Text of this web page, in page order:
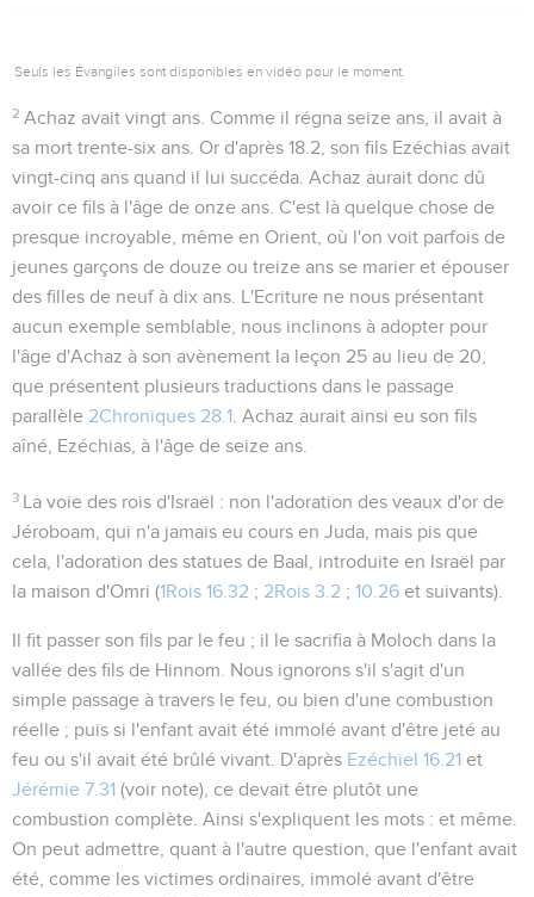
Seuls les Évangiles sont disponibles en vidéo pour le moment.
2 Achaz avait vingt ans . Comme il régna seize ans, il avait à
sa mort trente-six ans. Or d'après 18.2 , son fils Ezéchias avait
vingt-cinq ans quand il lui succéda. Achaz aurait donc dû
avoir ce fils à l'âge de onze ans. C'est là quelque chose de
presque incroyable, même en Orient, où l'on voit parfois de
jeunes garçons de douze ou treize ans se marier et épouser
des filles de neuf à dix ans. L'Ecriture ne nous présentant
aucun exemple semblable, nous inclinons à adopter pour
l'âge d'Achaz à son avènement la leçon 25 au lieu de 20,
que présentent plusieurs traductions dans le passage
parallèle 2Chroniques 28.1 . Achaz aurait ainsi eu son fils
aîné, Ezéchias, à l'âge de seize ans.
3 La voie des rois d'Israël : non l'adoration des veaux d'or de
Jéroboam, qui n'a jamais eu cours en Juda, mais pis que
cela, l'adoration des statues de Baal, introduite en Israël par
la maison d'Omri (1Rois 16.32 ; 2Rois 3.2 ; 10.26 et suivants).
Il fit passer son fils par le feu ; il le sacrifia à Moloch dans la
vallée des fils de Hinnom. Nous ignorons s'il s'agit d'un
simple passage à travers le feu, ou bien d'une combustion
réelle ; puis si l'enfant avait été immolé avant d'être jeté au
feu ou s'il avait été brûlé vivant. D'après Ezéchiel 16.21 et
Jérémie 7.31 (voir note), ce devait être plutôt une
combustion complète. Ainsi s'expliquent les mots : et même
On peut admettre, quant à l'autre question, que l'enfant avait
été, comme les victimes ordinaires, immolé avant d'être